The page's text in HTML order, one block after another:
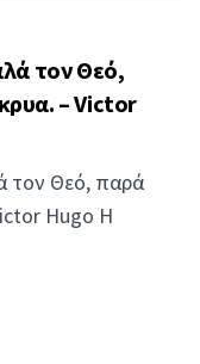
τον Θεό,
– Victor
τον Θεό, παρά
Hugo Η